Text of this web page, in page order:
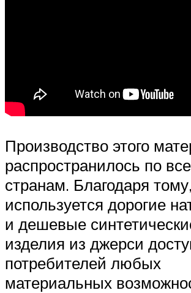
Производство этого
распространилось по
странам. Благодаря
используется дорогие
и дешевые
изделия из джерси
потребителей любых
материальных